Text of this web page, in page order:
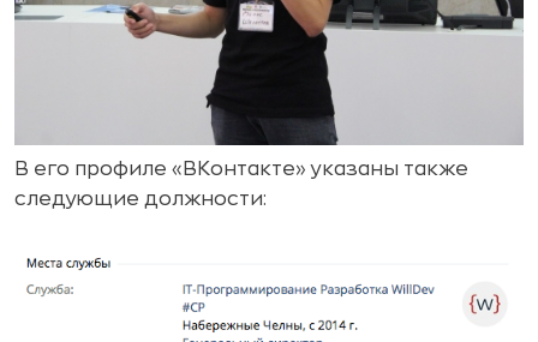
В его профиле «ВКонтакте» указаны также
следующие должности: